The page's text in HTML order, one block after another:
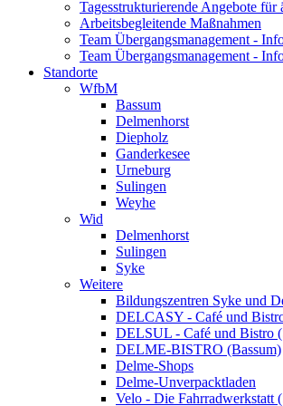
Tagesstrukturierende Angebote
Arbeitsbegleitende Maßnahmen
Team Übergangsmanagement -
Team Übergangsmanagement -
Standorte
WfbM
Bassum
Delmenhorst
Diepholz
Ganderkesee
Urneburg
Sulingen
Weyhe
Wid
Delmenhorst
Sulingen
Syke
Weitere
Bildungszentren Syke und
DELCASY - Café und
DELSUL - Café und Bistro
DELME-BISTRO (Bassum)
Delme-Shops
Delme-Unverpacktladen
Velo - Die Fahrradwerkstatt